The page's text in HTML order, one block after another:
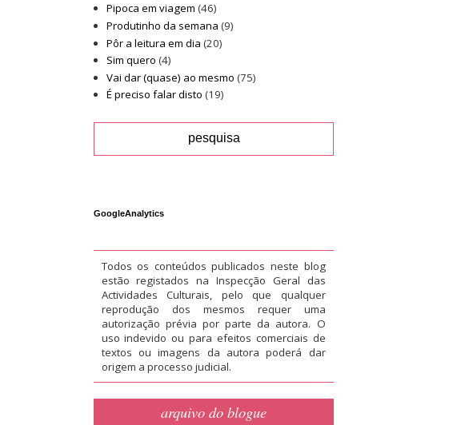
Pipoca em viagem (46)
Produtinho da semana (9)
Pôr a leitura em dia (20)
Sim quero (4)
Vai dar (quase) ao mesmo (75)
É preciso falar disto (19)
GoogleAnalytics
Todos os conteúdos publicados neste blog
estão registados na Inspecção Geral das
Actividades Culturais, pelo que qualquer
reprodução dos mesmos requer uma
autorização prévia por parte da autora. O
uso indevido ou para efeitos comerciais de
textos ou imagens da autora poderá dar
origem a processo judicial.
arquivo do blogue